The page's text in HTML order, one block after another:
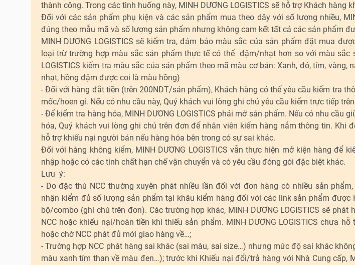
thành công. Trong các tình huống này, MINH DƯƠNG LOGISTICS sẽ hỗ trợ Khách hàng
Đối với các sản phẩm phụ kiện và các sản phẩm mua theo dây với số lượng nhiều,
đúng theo mẫu mã và số lượng sản phẩm nhưng không cam kết tất cả các sản phẩm
MINH DƯƠNG LOGISTICS sẽ kiểm tra, đảm bảo màu sắc của sản phẩm đặt mua
loại trừ trường hợp màu sắc sản phẩm thực tế có thể đậm/nhạt hơn so với màu sắc
LOGISTICS kiểm tra màu sắc của sản phẩm theo mã màu cơ bản: Xanh, đỏ, tím, vàng,
nhạt, hồng đậm được coi là màu hồng)
- Đối với hàng đắt tiền (trên 200NDT/sản phẩm), Khách hàng có thể yêu cầu kiểm tra
mốc/hoen gỉ. Nếu có nhu cầu này, Quý khách vui lòng ghi chú yêu cầu kiểm trực tiếp
- Để kiểm tra hàng hóa, MINH DƯƠNG LOGISTICS phải mở sản phẩm. Nếu có nhu cầu
hóa, Quý khách vui lòng ghi chú trên đơn để nhân viên kiểm hàng nắm thông tin. Khi
hỗ trợ khiếu nại người bán nếu hàng hóa bên trong có sự sai khác.
Đối với hàng không kiểm, MINH DƯƠNG LOGISTICS vẫn thực hiện mở kiện hàng để
nhập hoặc có các tính chất hạn chế vận chuyển và có yêu cầu đóng gói đặc biệt khác.
Lưu ý:
- Do đặc thù NCC thường xuyên phát nhiều lần đối với đơn hàng có nhiều sản phẩm,
nhận kiểm đủ số lượng sản phẩm tại khâu kiểm hàng đối với các link sản phẩm được
bộ/combo (ghi chú trên đơn). Các trường hợp khác, MINH DƯƠNG LOGISTICS sẽ
NCC hoặc khiếu nại/hoàn tiền khi thiếu sản phẩm. MINH DƯƠNG LOGISTICS chưa
hoặc chờ NCC phát đủ mới giao hàng về…;
- Trường hợp NCC phát hàng sai khác (sai màu, sai size…) nhưng mức độ sai khác
màu xanh tím than về màu đen…); trước khi Khiếu nại đổi/trả hàng với Nhà Cung cấp,